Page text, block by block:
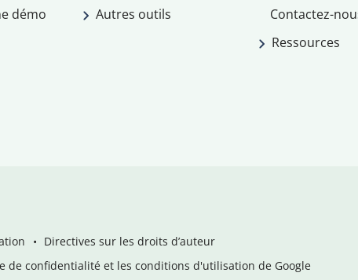
démo
Autres outils
Contactez-
Ressources
Directives sur les droits d’auteur
de confidentialité et les conditions d'utilisation de Google